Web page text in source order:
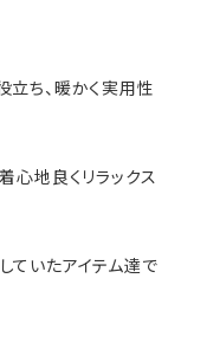
立ち、暖かく実用性
心地良くリラックス
ていたアイテム達で